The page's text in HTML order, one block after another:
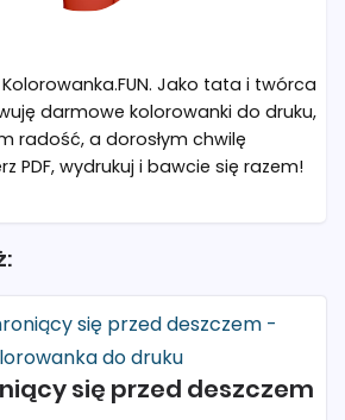
Jako tata i twórca
darmowe kolorowanki do druku,
radość, a dorosłym chwilę
PDF, wydrukuj i bawcie się razem!
się przed deszczem